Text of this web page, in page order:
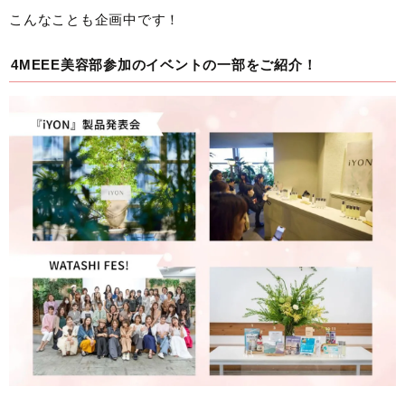
こんなことも企画中です！
4MEEE美容部参加のイベントの一部をご紹介！